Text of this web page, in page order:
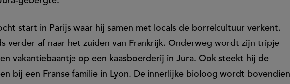
start in Parijs waar hij samen met locals de borrelcultuur verkent.
verder af naar het zuiden van Frankrijk. Onderweg wordt zijn tripje
vakantiebaantje op een kaasboerderij in Jura. Ook steekt hij de
bij een Franse familie in Lyon. De innerlijke bioloog wordt bovendien